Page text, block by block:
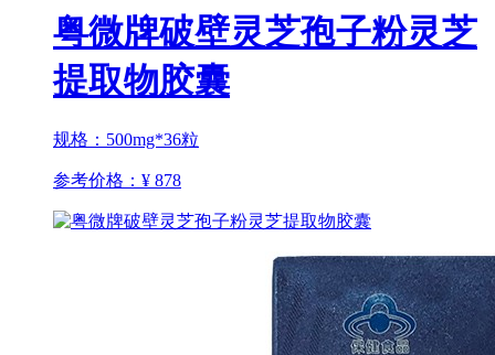
粤微牌破壁灵芝孢子粉灵芝
提取物胶囊
规格：500mg*36粒
参考价格： ¥ 878